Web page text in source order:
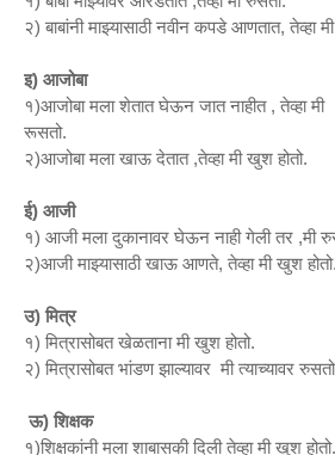
२) बाबांनी माझ्यासाठी नवीन कपडे आणतात, तेव्हा
इ) आजोबा
१)आजोबा मला शेतात घेऊन जात नाहीत , तेव्हा मी
रूसतो.
२)आजोबा मला खाऊ देतात ,तेव्हा मी खुश होतो.
ई) आजी
१) आजी मला दुकानावर घेऊन नाही गेली तर ,मी
२)आजी माझ्यासाठी खाऊ आणते, तेव्हा मी खुश होतो.
उ) मित्र
१) मित्रासोबत खेळताना मी खुश होतो.
२) मित्रासोबत भांडण झाल्यावर मी त्याच्यावर
ऊ) शिक्षक
१)शिक्षकांनी मला शाबासकी दिली तेव्हा मी खुश होतो.